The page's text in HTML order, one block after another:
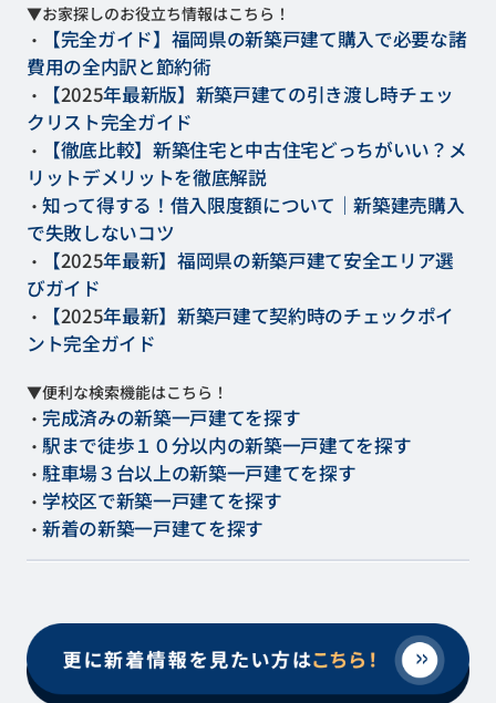
▼お家探しのお役立ち情報はこちら！
・
【完全ガイド】福岡県の新築戸建て購入で必要な諸
費用の全内訳と節約術
・ 【2025年最新版】新築戸建ての引き渡し時チェッ
クリスト完全ガイド
・
【徹底比較】新築住宅と中古住宅どっちがいい？メ
リットデメリットを徹底解説
・ 知って得する！借入限度額について｜新築建売購入
で失敗しないコツ
・ 【2025年最新】福岡県の新築戸建て安全エリア選
びガイド
・ 【2025年最新】新築戸建て契約時のチェックポイ
ント完全ガイド
▼便利な検索機能はこちら！
・ 完成済みの新築一戸建てを探す
・ 駅まで徒歩１０分以内の新築一戸建てを探す
・ 駐車場３台以上の新築一戸建てを探す
・ 学校区で新築一戸建てを探す
・ 新着の新築一戸建てを探す